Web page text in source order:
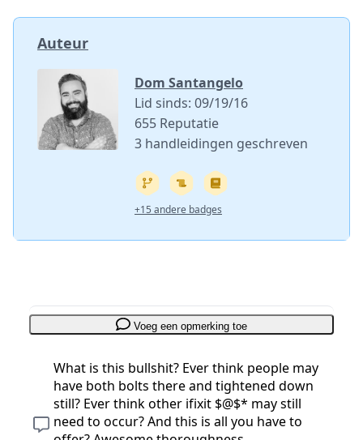
Auteur
Dom Santangelo
Lid sinds: 09/19/16
655 Reputatie
3 handleidingen geschreven
+15 andere badges
Voeg een opmerking toe
What is this bullshit? Ever think people may
have both bolts there and tightened down
still? Ever think other ifixit $@$* may still
need to occur? And this is all you have to